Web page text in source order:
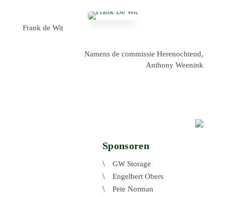
Frank de Wit
Namens de commis­sie Heren­och­tend,
Anthony Weenink
Sponsoren
GW Storage
Engel­bert Obers
Pete Norman